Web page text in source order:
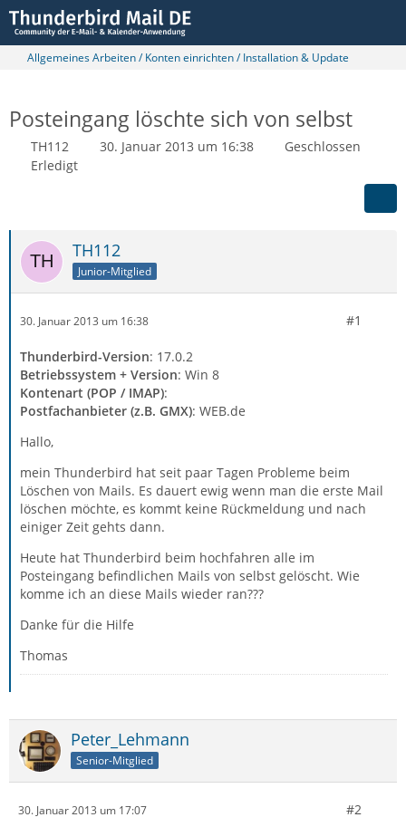
Allgemeines Arbeiten / Konten einrichten / Installation & Update
Posteingang löschte sich von selbst
TH112 30. Januar 2013 um 16:38
Geschlossen
Erledigt
TH112
Junior-Mitglied
30. Januar 2013 um 16:38 #1
Thunderbird-Version: 17.0.2
Betriebssystem + Version: Win 8
Kontenart (POP / IMAP):
Postfachanbieter (z.B. GMX): WEB.de
Hallo,
mein Thunderbird hat seit paar Tagen Probleme beim
Löschen von Mails. Es dauert ewig wenn man die erste Mail
löschen möchte, es kommt keine Rückmeldung und nach
einiger Zeit gehts dann.
Heute hat Thunderbird beim hochfahren alle im
Posteingang befindlichen Mails von selbst gelöscht. Wie
komme ich an diese Mails wieder ran???
Danke für die Hilfe
Thomas
Peter_Lehmann
Senior-Mitglied
30. Januar 2013 um 17:07 #2